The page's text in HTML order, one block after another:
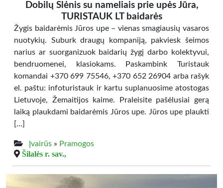
Dobilų Slėnis su nameliais prie upės Jūra,
TURISTAUK LT baidarės
Žygis baidarėmis Jūros upe – vienas smagiausių vasaros
nuotykių. Suburk draugų kompaniją, pakviesk šeimos
narius ar suorganizuok baidarių žygį darbo kolektyvui,
bendruomenei, klasiokams. Paskambink Turistauk
komandai +370 699 75546, +370 652 26904 arba rašyk
el. paštu: infoturistauk ir kartu suplanuosime atostogas
Lietuvoje, Žemaitijos kaime. Praleisite pašėlusiai gerą
laiką plaukdami baidarėmis Jūros upe. Jūros upe plaukti
[…]
Įvairūs » Pramogos
Šilalės r. sav.,